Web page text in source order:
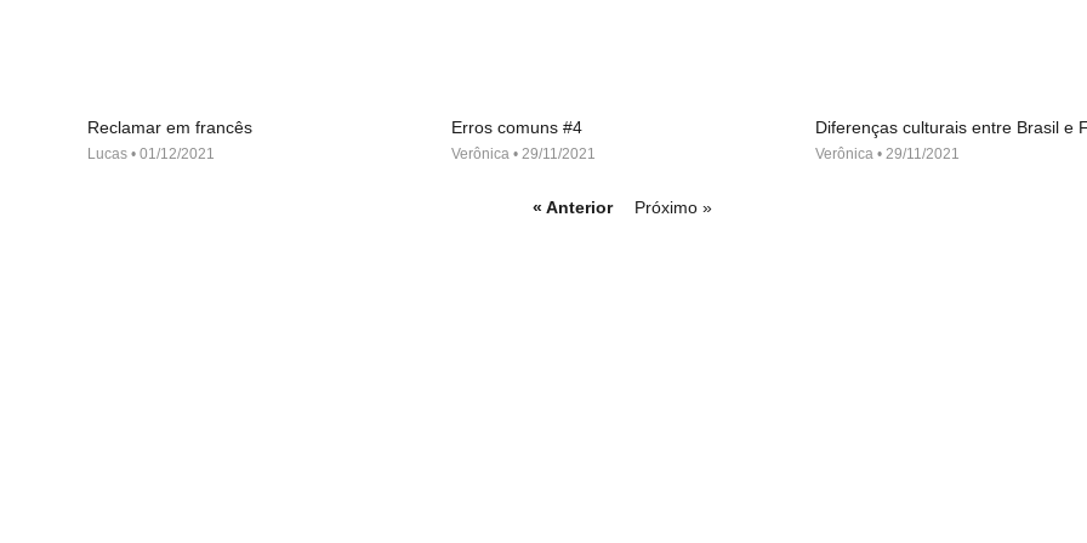
Reclamar em francês
Lucas 01/12/2021
Erros comuns #4
Verônica 29/11/2021
Diferenças culturais entre Brasil e
Verônica 29/11/2021
« Anterior Próximo »